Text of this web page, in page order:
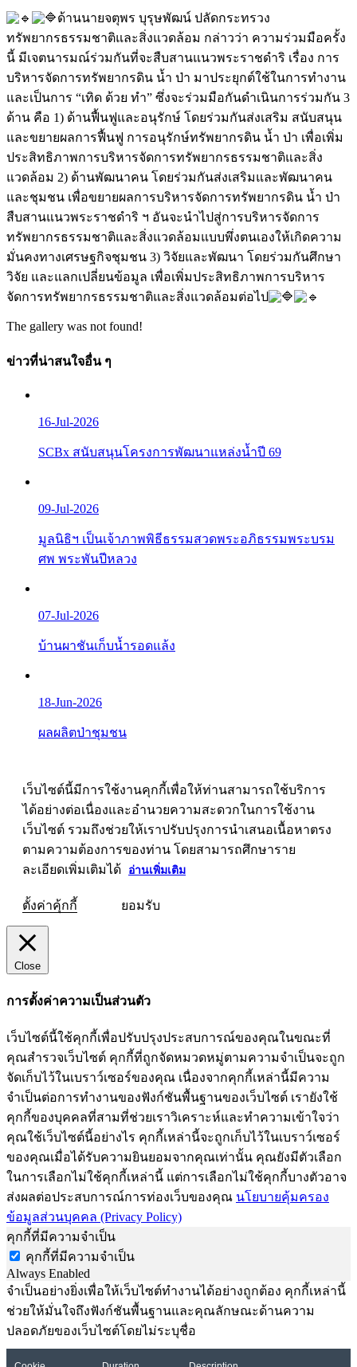
ด้านนายจตุพร บุรุษพัฒน์ ปลัดกระทรวง
ทรัพยากรธรรมชาติและสิ่งแวดล้อม กล่าวว่า ความร่วมมือครั้ง
นี้ มีเจตนารมณ์ร่วมกันที่จะสืบสานแนวพระราชดำริ เรื่อง การ
บริหารจัดการทรัพยากรดิน น้ำ ป่า มาประยุกต์ใช้ในการทำงาน
และเป็นการ “เทิด ด้วย ทำ” ซึ่งจะร่วมมือกันดำเนินการร่วมกัน 3
ด้าน คือ 1) ด้านฟื้นฟูและอนุรักษ์ โดยร่วมกันส่งเสริม สนับสนุน
และขยายผลการฟื้นฟู การอนุรักษ์ทรัพยากรดิน น้ำ ป่า เพื่อเพิ่ม
ประสิทธิภาพการบริหารจัดการทรัพยากรธรรมชาติและสิ่ง
แวดล้อม 2) ด้านพัฒนาคน โดยร่วมกันส่งเสริมและพัฒนาคน
และชุมชน เพื่อขยายผลการบริหารจัดการทรัพยากรดิน น้ำ ป่า
สืบสานแนวพระราชดำริ ฯ อันจะนำไปสู่การบริหารจัดการ
ทรัพยากรธรรมชาติและสิ่งแวดล้อมแบบพึ่งตนเองให้เกิดความ
มั่นคงทางเศรษฐกิจชุมชน 3) วิจัยและพัฒนา โดยร่วมกันศึกษา
วิจัย และแลกเปลี่ยนข้อมูล เพื่อเพิ่มประสิทธิภาพการบริหาร
จัดการทรัพยากรธรรมชาติและสิ่งแวดล้อมต่อไป
The gallery was not found!
ข่าวที่น่าสนใจอื่น ๆ
16-Jul-2026
SCBx สนับสนุนโครงการพัฒนาแหล่งน้ำปี 69
09-Jul-2026
มูลนิธิฯ เป็นเจ้าภาพพิธีธรรมสวดพระอภิธรรมพระบรม
ศพ พระพันปีหลวง
07-Jul-2026
บ้านผาชันเก็บน้ำรอดแล้ง
18-Jun-2026
ผลผลิตป่าชุมชน
เว็บไซต์นี้มีการใช้งานคุกกี้เพื่อให้ท่านสามารถใช้บริการ
ได้อย่างต่อเนื่องและอำนวยความสะดวกในการใช้งาน
เว็บไซต์ รวมถึงช่วยให้เราปรับปรุงการนำเสนอเนื้อหาตรง
ตามความต้องการของท่าน โดยสามารถศึกษาราย
ละเอียดเพิ่มเติมได้
อ่านเพิ่มเติม
ตั้งค่าคุ้กกี้ ยอมรับ
Close
การตั้งค่าความเป็นส่วนตัว
เว็บไซต์นี้ใช้คุกกี้เพื่อปรับปรุงประสบการณ์ของคุณในขณะที่
คุณสำรวจเว็บไซต์ คุกกี้ที่ถูกจัดหมวดหมู่ตามความจำเป็นจะถูก
จัดเก็บไว้ในเบราว์เซอร์ของคุณ เนื่องจากคุกกี้เหล่านี้มีความ
จำเป็นต่อการทำงานของฟังก์ชันพื้นฐานของเว็บไซต์ เรายังใช้
คุกกี้ของบุคคลที่สามที่ช่วยเราวิเคราะห์และทำความเข้าใจว่า
คุณใช้เว็บไซต์นี้อย่างไร คุกกี้เหล่านี้จะถูกเก็บไว้ในเบราว์เซอร์
ของคุณเมื่อได้รับความยินยอมจากคุณเท่านั้น คุณยังมีตัวเลือก
ในการเลือกไม่ใช้คุกกี้เหล่านี้ แต่การเลือกไม่ใช้คุกกี้บางตัวอาจ
ส่งผลต่อประสบการณ์การท่องเว็บของคุณ นโยบายคุ้มครอง
ข้อมูลส่วนบุคคล (Privacy Policy)
คุกกี้ที่มีความจำเป็น
คุกกี้ที่มีความจำเป็น
Always Enabled
จำเป็นอย่างยิ่งเพื่อให้เว็บไซต์ทำงานได้อย่างถูกต้อง คุกกี้เหล่านี้
ช่วยให้มั่นใจถึงฟังก์ชันพื้นฐานและคุณลักษณะด้านความ
ปลอดภัยของเว็บไซต์โดยไม่ระบุชื่อ